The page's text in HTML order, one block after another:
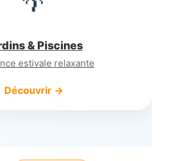
& Piscines
estivale relaxante
Découvrir →